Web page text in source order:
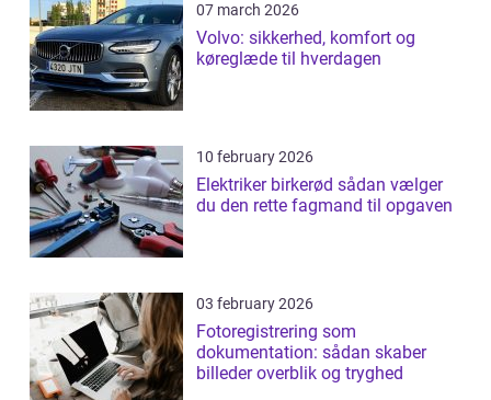
07 march 2026
Volvo: sikkerhed, komfort og
køreglæde til hverdagen
10 february 2026
Elektriker birkerød sådan vælger
du den rette fagmand til opgaven
03 february 2026
Fotoregistrering som
dokumentation: sådan skaber
billeder overblik og tryghed